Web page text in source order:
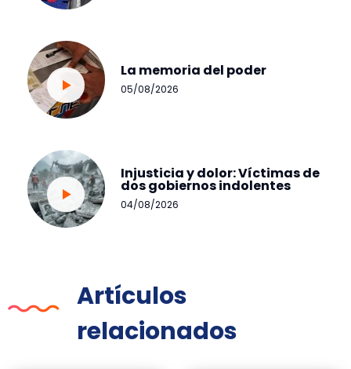
La memoria del poder
05/08/2026
Injusticia y dolor: Víctimas de
dos gobiernos indolentes
04/08/2026
Artículos
relacionados